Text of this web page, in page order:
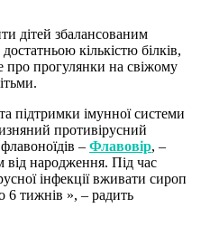
дітей збалансованим
кількістю білків,
про прогулянки на свіжому
підтримки імунної системи
противірусний
– Флавовір, –
від народження. Під час
інфекції вживати сироп
6 тижнів », – радить